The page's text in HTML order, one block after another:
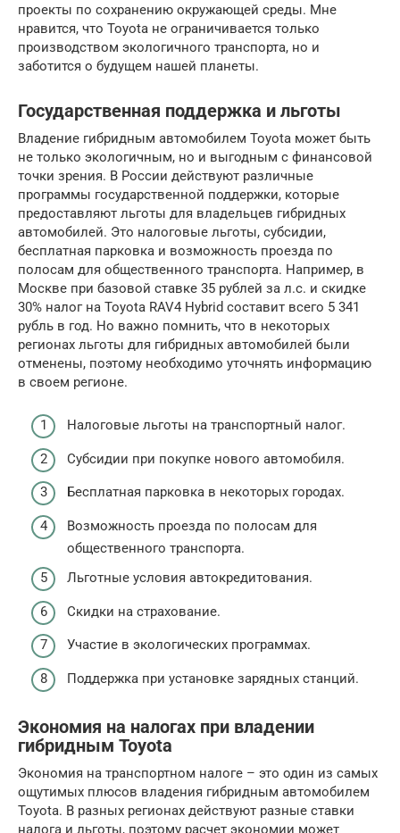
проекты по сохранению окружающей среды. Мне
нравится, что Toyota не ограничивается только
производством экологичного транспорта, но и
заботится о будущем нашей планеты.
Государственная поддержка и льготы
Владение гибридным автомобилем Toyota может быть
не только экологичным, но и выгодным с финансовой
точки зрения. В России действуют различные
программы государственной поддержки, которые
предоставляют льготы для владельцев гибридных
автомобилей. Это налоговые льготы, субсидии,
бесплатная парковка и возможность проезда по
полосам для общественного транспорта. Например, в
Москве при базовой ставке 35 рублей за л.с. и скидке
30% налог на Toyota RAV4 Hybrid составит всего 5 341
рубль в год. Но важно помнить, что в некоторых
регионах льготы для гибридных автомобилей были
отменены, поэтому необходимо уточнять информацию
в своем регионе.
Налоговые льготы на транспортный налог.
Субсидии при покупке нового автомобиля.
Бесплатная парковка в некоторых городах.
Возможность проезда по полосам для
общественного транспорта.
Льготные условия автокредитования.
Скидки на страхование.
Участие в экологических программах.
Поддержка при установке зарядных станций.
Экономия на налогах при владении
гибридным Toyota
Экономия на транспортном налоге – это один из самых
ощутимых плюсов владения гибридным автомобилем
Toyota. В разных регионах действуют разные ставки
налога и льготы, поэтому расчет экономии может